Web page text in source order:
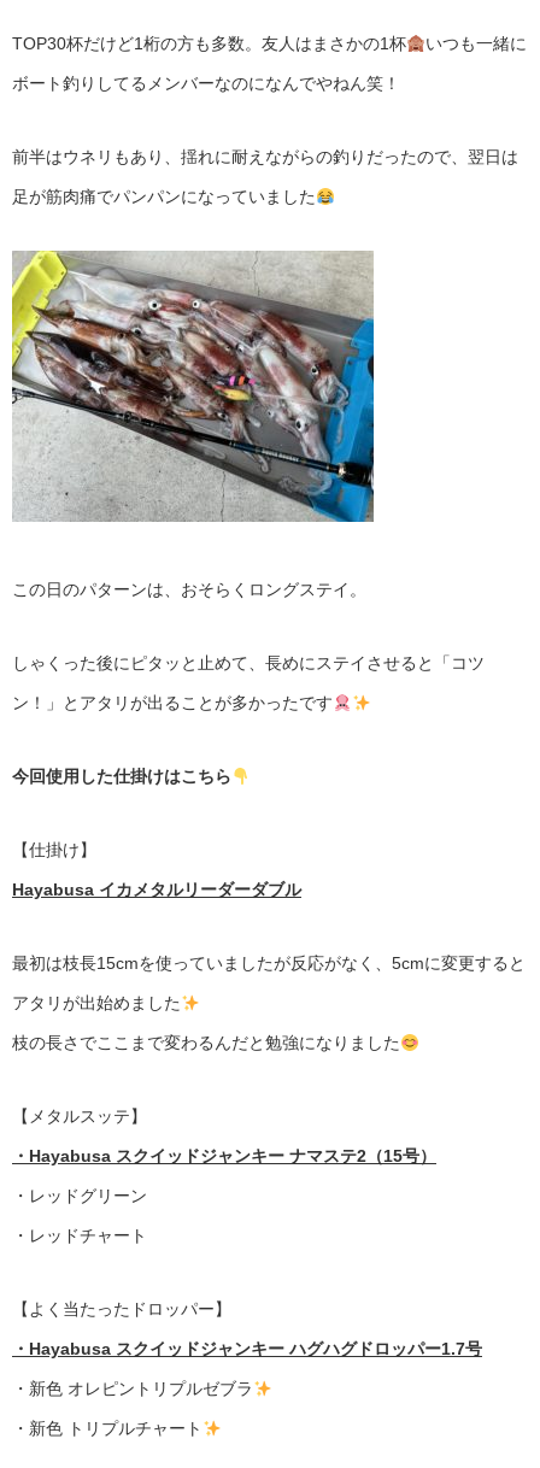
TOP30杯だけど1桁の方も多数。友人はまさかの1杯 いつも一緒に
ボート釣りしてるメンバーなのになんでやねん笑！
前半はウネリもあり、揺れに耐えながらの釣りだったので、翌日は
足が筋肉痛でパンパンになっていました
この日のパターンは、おそらくロングステイ。
しゃくった後にピタッと止めて、長めにステイさせると「コツ
ン！」とアタリが出ることが多かったです
今回使用した仕掛けはこちら
【仕掛け】
Hayabusa イカメタルリーダーダブル
最初は枝長15cmを使っていましたが反応がなく、5cmに変更すると
アタリが出始めました
枝の長さでここまで変わるんだと勉強になりました
【メタルスッテ】
・Hayabusa スクイッドジャンキー ナマステ2（15号）
・レッドグリーン
・レッドチャート
【よく当たったドロッパー】
・Hayabusa スクイッドジャンキー ハグハグドロッパー1.7号
・新色 オレピントリプルゼブラ
・新色 トリプルチャート